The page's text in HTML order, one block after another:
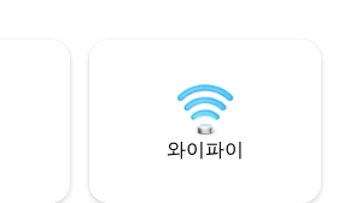
need for a
holiday.
와이파이